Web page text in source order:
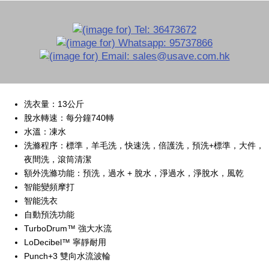
洗衣量：13公斤
脫水轉速：每分鐘740轉
水溫：凍水
洗滌程序：標準，羊毛洗，快速洗，倍護洗，預洗+標準，大件，
夜間洗，滾筒清潔
額外洗滌功能：預洗，過水 + 脫水，淨過水，淨脫水，風乾
智能變頻摩打
智能洗衣
自動預洗功能
TurboDrum™ 強大水流
LoDecibel™ 寧靜耐用
Punch+3 雙向水流波輪